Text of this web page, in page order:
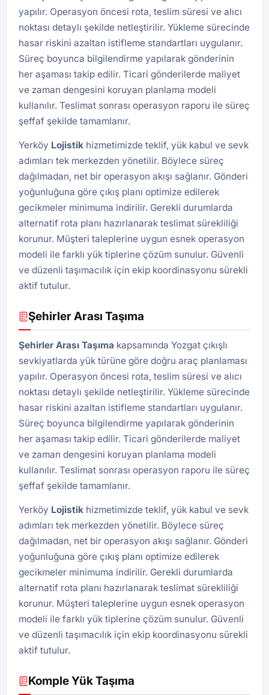
yapılır. Operasyon öncesi rota, teslim süresi ve alıcı
noktası detaylı şekilde netleştirilir. Yükleme sürecinde
hasar riskini azaltan istifleme standartları uygulanır.
Süreç boyunca bilgilendirme yapılarak gönderinin
her aşaması takip edilir. Ticari gönderilerde maliyet
ve zaman dengesini koruyan planlama modeli
kullanılır. Teslimat sonrası operasyon raporu ile süreç
şeffaf şekilde tamamlanır.
Yerköy Lojistik hizmetimizde teklif, yük kabul ve sevk
adımları tek merkezden yönetilir. Böylece süreç
dağılmadan, net bir operasyon akışı sağlanır. Gönderi
yoğunluğuna göre çıkış planı optimize edilerek
gecikmeler minimuma indirilir. Gerekli durumlarda
alternatif rota planı hazırlanarak teslimat sürekliliği
korunur. Müşteri taleplerine uygun esnek operasyon
modeli ile farklı yük tiplerine çözüm sunulur. Güvenli
ve düzenli taşımacılık için ekip koordinasyonu sürekli
aktif tutulur.
Şehirler Arası Taşıma
Şehirler Arası Taşıma kapsamında Yozgat çıkışlı
sevkiyatlarda yük türüne göre doğru araç planlaması
yapılır. Operasyon öncesi rota, teslim süresi ve alıcı
noktası detaylı şekilde netleştirilir. Yükleme sürecinde
hasar riskini azaltan istifleme standartları uygulanır.
Süreç boyunca bilgilendirme yapılarak gönderinin
her aşaması takip edilir. Ticari gönderilerde maliyet
ve zaman dengesini koruyan planlama modeli
kullanılır. Teslimat sonrası operasyon raporu ile süreç
şeffaf şekilde tamamlanır.
Yerköy Lojistik hizmetimizde teklif, yük kabul ve sevk
adımları tek merkezden yönetilir. Böylece süreç
dağılmadan, net bir operasyon akışı sağlanır. Gönderi
yoğunluğuna göre çıkış planı optimize edilerek
gecikmeler minimuma indirilir. Gerekli durumlarda
alternatif rota planı hazırlanarak teslimat sürekliliği
korunur. Müşteri taleplerine uygun esnek operasyon
modeli ile farklı yük tiplerine çözüm sunulur. Güvenli
ve düzenli taşımacılık için ekip koordinasyonu sürekli
aktif tutulur.
Komple Yük Taşıma